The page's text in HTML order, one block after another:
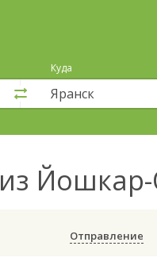
Куда
из
Отправление